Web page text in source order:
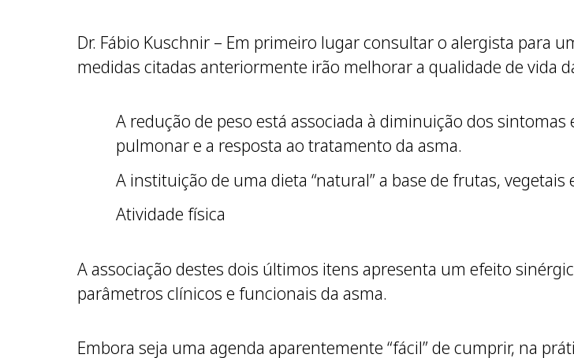
Dr. Fábio Kuschnir – Em primeiro lugar consultar o alergista para
medidas citadas anteriormente irão melhorar a qualidade de vida
A redução de peso está associada à diminuição dos
pulmonar e a resposta ao tratamento da asma.
A instituição de uma dieta “natural” a base de frutas, vegetais
Atividade física
A associação destes dois últimos itens apresenta um efeito
parâmetros clínicos e funcionais da asma.
Embora seja uma agenda aparentemente “fácil” de cumprir, na